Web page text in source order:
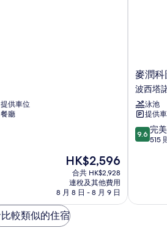
提供車位
餐廳
現
售
HK$2,596
HK$2,596
合共 HK$2,928
連稅及其他費用
8 月 8 日 - 8 月 9 日
麥
潤
科
圖
酒
店
波
心
麥潤科
波西塔
泳池
提供
9.6
分
完
9.6 完美
515
比較類似的住宿